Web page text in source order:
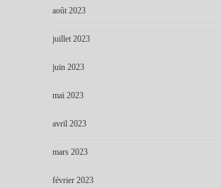
août 2023
juillet 2023
juin 2023
mai 2023
avril 2023
mars 2023
février 2023